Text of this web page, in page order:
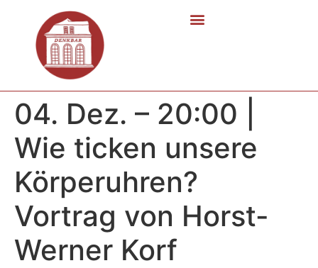
04. Dez. – 20:00 |
Wie ticken unsere
Körperuhren?
Vortrag von Horst-
Werner Korf